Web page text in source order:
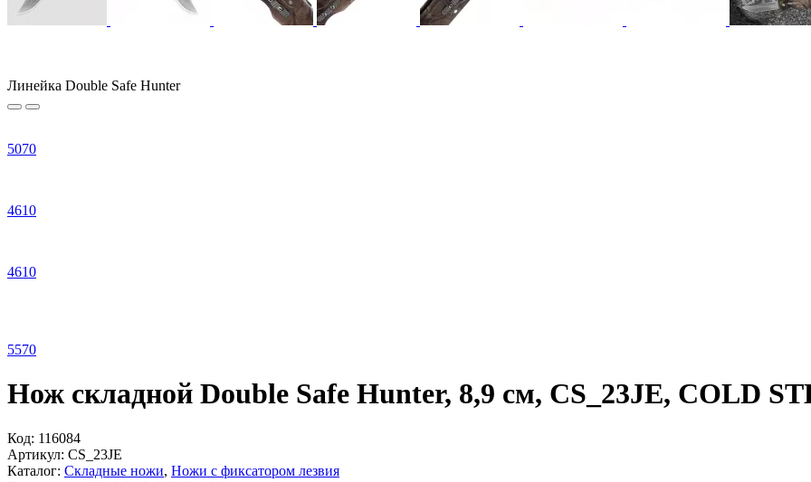
Линейка Double Safe Hunter
5070
4610
4610
5570
Нож складной Double Safe Hunter, 8,9 см, CS_23JE, COLD
Код: 116084
Артикул: CS_23JE
Каталог: Складные ножи, Ножи с фиксатором лезвия